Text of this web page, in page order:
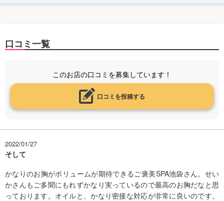
口コミ一覧
このお店の口コミを募集しています！
口コミを投稿する
2022/01/27
そして
かなりのお胸がボリュームが期待できるご褒美SPA池袋さん。せい
かさんもご多聞にもれずかなり実っているので最高のお胸だなと思
っております。オイルと、かなり密接な対応が非常に良いのです。